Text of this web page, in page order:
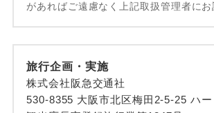
があればご遠慮なく上記取扱管理者にお
旅行企画・実施
株式会社阪急交通社
530-8355 大阪市北区梅田2-5-25 ハ